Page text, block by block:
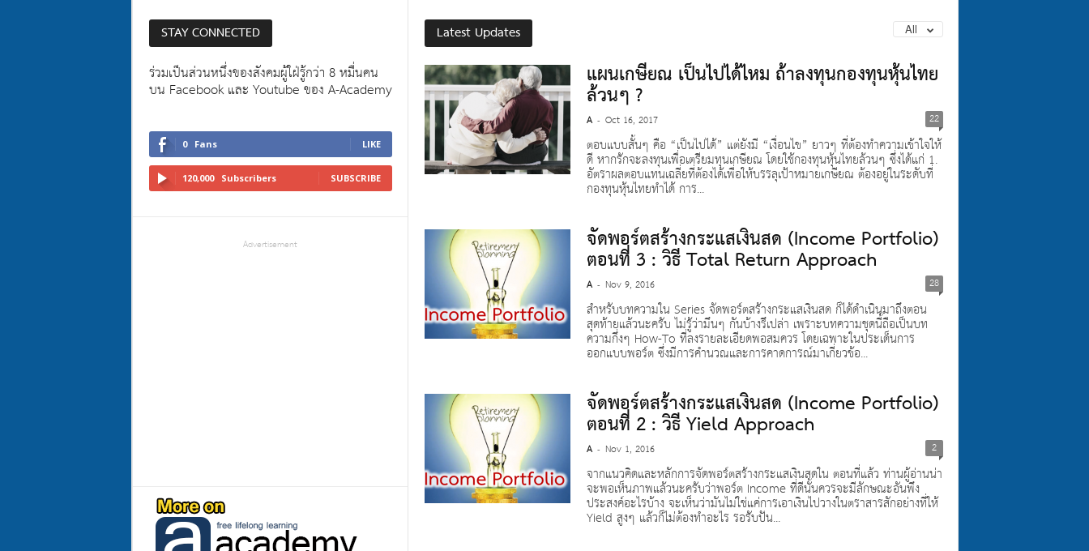
STAY CONNECTED
ร่วมเป็นส่วนหนึ่งของสังคมผู้ใฝ่รู้กว่า 8 หมื่นคน
บน Facebook และ Youtube ของ A-Academy
0 Fans LIKE
120,000 Subscribers SUBSCRIBE
Advertisement
Latest Updates All
แผนเกษียณ เป็นไปได้ไหม ถ้าลงทุนกองทุนหุ้นไทย
ล้วนๆ ?
A - Oct 16, 2017 22
ตอบแบบสั้นๆ คือ “เป็นไปได้” แต่ยังมี “เงื่อนไข” ยาวๆ ที่ต้องทำความเข้าใจให้
ดี หากรักจะลงทุนเพื่อเตรียมทุนเกษียณ โดยใช้กองทุนหุ้นไทยล้วนๆ ซึ่งได้แก่ 1.
อัตราผลตอบแทนเฉลี่ยที่ต้องได้เพื่อให้บรรลุเป้าหมายเกษียณ ต้องอยู่ในระดับที่
กองทุนหุ้นไทยทำได้ การ...
จัดพอร์ตสร้างกระแสเงินสด (Income Portfolio)
ตอนที่ 3 : วิธี Total Return Approach
A - Nov 9, 2016 28
สำหรับบทความใน Series จัดพอร์ตสร้างกระแสเงินสด ก็ได้ดำเนินมาถึงตอน
สุดท้ายแล้วนะครับ ไม่รู้ว่ามึนๆ กันบ้างรึเปล่า เพราะบทความชุดนี้ถือเป็นบท
ความกึ่งๆ How-To ที่ลงรายละเอียดพอสมควร โดยเฉพาะในประเด็นการ
ออกแบบพอร์ต ซึ่งมีการคำนวณและการคาดการณ์มาเกี่ยวข้อ...
จัดพอร์ตสร้างกระแสเงินสด (Income Portfolio)
ตอนที่ 2 : วิธี Yield Approach
A - Nov 1, 2016 2
จากแนวคิดและหลักการจัดพอร์ตสร้างกระแสเงินสดใน ตอนที่แล้ว ท่านผู้อ่านน่า
จะพอเห็นภาพแล้วนะครับว่าพอร์ต Income ที่ดีนั้นควรจะมีลักษณะอันพึง
ประสงค์อะไรบ้าง จะเห็นว่ามันไม่ใช่แค่การเอาเงินไปวางในตราสารสักอย่างที่ให้
Yield สูงๆ แล้วก็ไม่ต้องทำอะไร รอรับปัน...